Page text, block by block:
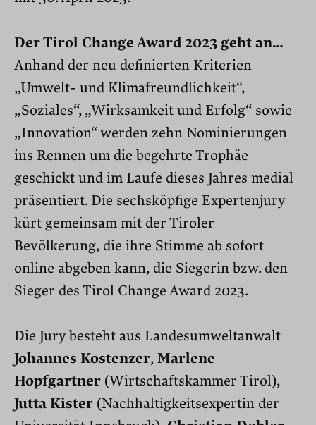
Der Tirol Change Award 2023 geht an…
Anhand der neu definierten Kriterien
„Umwelt- und Klimafreundlichkeit“,
„Soziales“, „Wirksamkeit und Erfolg“ sowie
„Innovation“ werden zehn Nominierungen
ins Rennen um die begehrte Trophäe
geschickt und im Laufe dieses Jahres medial
präsentiert. Die sechsköpfige Expertenjury
kürt gemeinsam mit der Tiroler
Bevölkerung, die ihre Stimme ab sofort
online abgeben kann, die Siegerin bzw. den
Sieger des Tirol Change Award 2023.
Die Jury besteht aus Landesumweltanwalt
Johannes Kostenzer, Marlene
Hopfgartner (Wirtschaftskammer Tirol),
Jutta Kister (Nachhaltigkeitsexpertin der